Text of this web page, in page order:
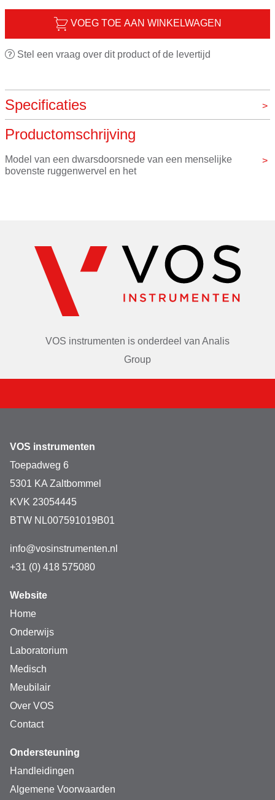
VOEG TOE AAN WINKELWAGEN
Stel een vraag over dit product of de levertijd
Specificaties
Merk
Productomschrijving
Model van een dwarsdoorsnede van een menselijke
bovenste ruggenwervel en het
VOS instrumenten is onderdeel van Analis
Group
VOS instrumenten
Toepadweg 6
5301 KA Zaltbommel
KVK 23054445
BTW NL007591019B01
info@vosinstrumenten.nl
+31 (0) 418 575080
Website
Home
Onderwijs
Laboratorium
Medisch
Meubilair
Over VOS
Contact
Ondersteuning
Handleidingen
Algemene Voorwaarden